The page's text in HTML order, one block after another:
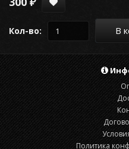
Кол-во: В
Политика